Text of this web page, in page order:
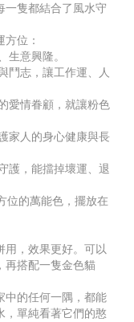
一隻都結合了風水守
位：
意興隆。
鬥志，讓工作運、人
愛情眷顧，就讓粉色
家人的身心健康與長
護，能擋掉壞運、退
位的萬能色，擺放在
用，效果更好。可以
再搭配一隻金色貓
中的任何一隅，都能
，單純看著它們的憨